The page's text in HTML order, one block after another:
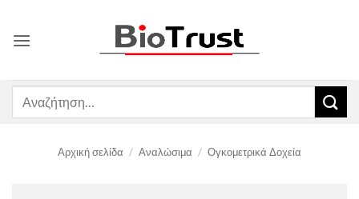
περιεχόμενο
Αναζήτηση
Αρχική σελίδα / Αναλώσιμα / Ογκομετρικά Δοχεία